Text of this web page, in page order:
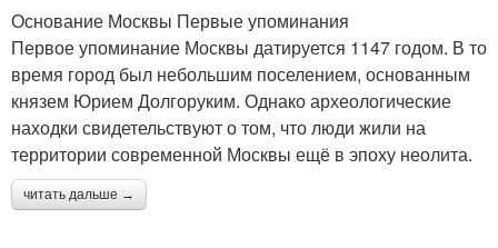
Основание Москвы Первые упоминания
Первое упоминание Москвы датируется 1147 годом. В то
время город был небольшим поселением, основанным
князем Юрием Долгоруким. Однако археологические
находки свидетельствуют о том, что люди жили на
территории современной Москвы ещё в эпоху неолита.
читать дальше →